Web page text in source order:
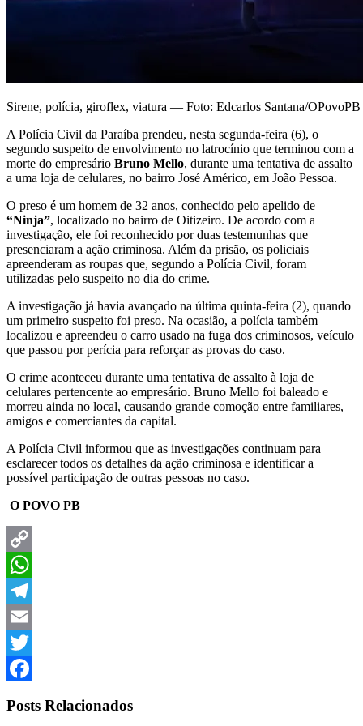
Sirene, polícia, giroflex, viatura — Foto: Edcarlos Santana/OPovoPB
A Polícia Civil da Paraíba prendeu, nesta segunda-feira (6), o
segundo suspeito de envolvimento no latrocínio que terminou com a
morte do empresário Bruno Mello, durante uma tentativa de assalto
a uma loja de celulares, no bairro José Américo, em João Pessoa.
O preso é um homem de 32 anos, conhecido pelo apelido de
“Ninja”, localizado no bairro de Oitizeiro. De acordo com a
investigação, ele foi reconhecido por duas testemunhas que
presenciaram a ação criminosa. Além da prisão, os policiais
apreenderam as roupas que, segundo a Polícia Civil, foram
utilizadas pelo suspeito no dia do crime.
A investigação já havia avançado na última quinta-feira (2), quando
um primeiro suspeito foi preso. Na ocasião, a polícia também
localizou e apreendeu o carro usado na fuga dos criminosos, veículo
que passou por perícia para reforçar as provas do caso.
O crime aconteceu durante uma tentativa de assalto à loja de
celulares pertencente ao empresário. Bruno Mello foi baleado e
morreu ainda no local, causando grande comoção entre familiares,
amigos e comerciantes da capital.
A Polícia Civil informou que as investigações continuam para
esclarecer todos os detalhes da ação criminosa e identificar a
possível participação de outras pessoas no caso.
O POVO PB
Copy
Link
WhatsApp
Telegram
Email
Twitter
Posts Relacionados